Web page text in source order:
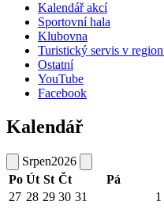
Kalendář akcí
Sportovní hala
Klubovna
Turistický servis v
Ostatní
YouTube
Facebook
Kalendář
Srpen2026
Po Út St Čt Pá
27 28 29 30 31 1